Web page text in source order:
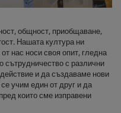
общност, приобщаване,
Нашата култура ни
нас носи своя опит, гледна
сътрудничество с различни
и да създаваме нови
учим един от друг и да
които сме изправени